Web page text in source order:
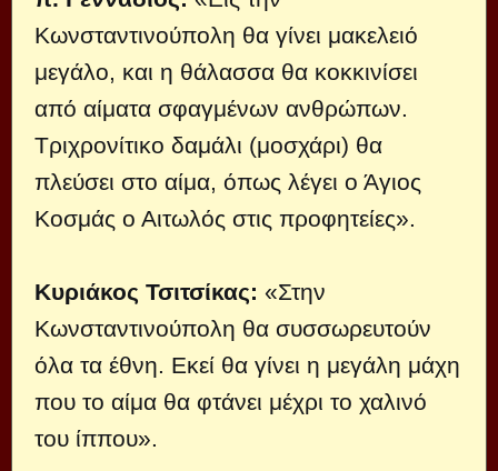
Κωνσταντινούπολη θα γίνει μακελειό
μεγάλο, και η θάλασσα θα κοκκινίσει
από αίματα σφαγμένων ανθρώπων.
Τριχρονίτικο δαμάλι (μοσχάρι) θα
πλεύσει στο αίμα, όπως λέγει ο Άγιος
Κοσμάς ο Αιτωλός στις προφητείες».
Κυριάκος Τσιτσίκας: «Στην
Κωνσταντινούπολη θα συσσωρευτούν
όλα τα έθνη. Εκεί θα γίνει η μεγάλη μάχη
που το αίμα θα φτάνει μέχρι το χαλινό
του ίππου».